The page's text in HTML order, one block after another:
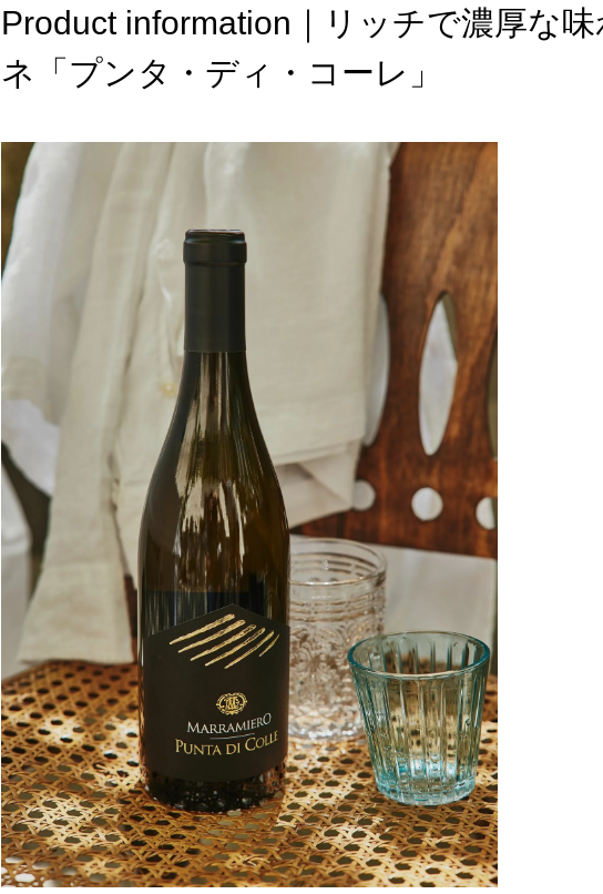
Product information｜リッチで濃厚な
ネ「プンタ・ディ・コーレ」